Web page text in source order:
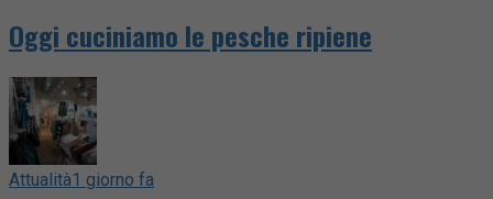
Oggi cuciniamo le pesche ripiene
Attualità1 giorno fa